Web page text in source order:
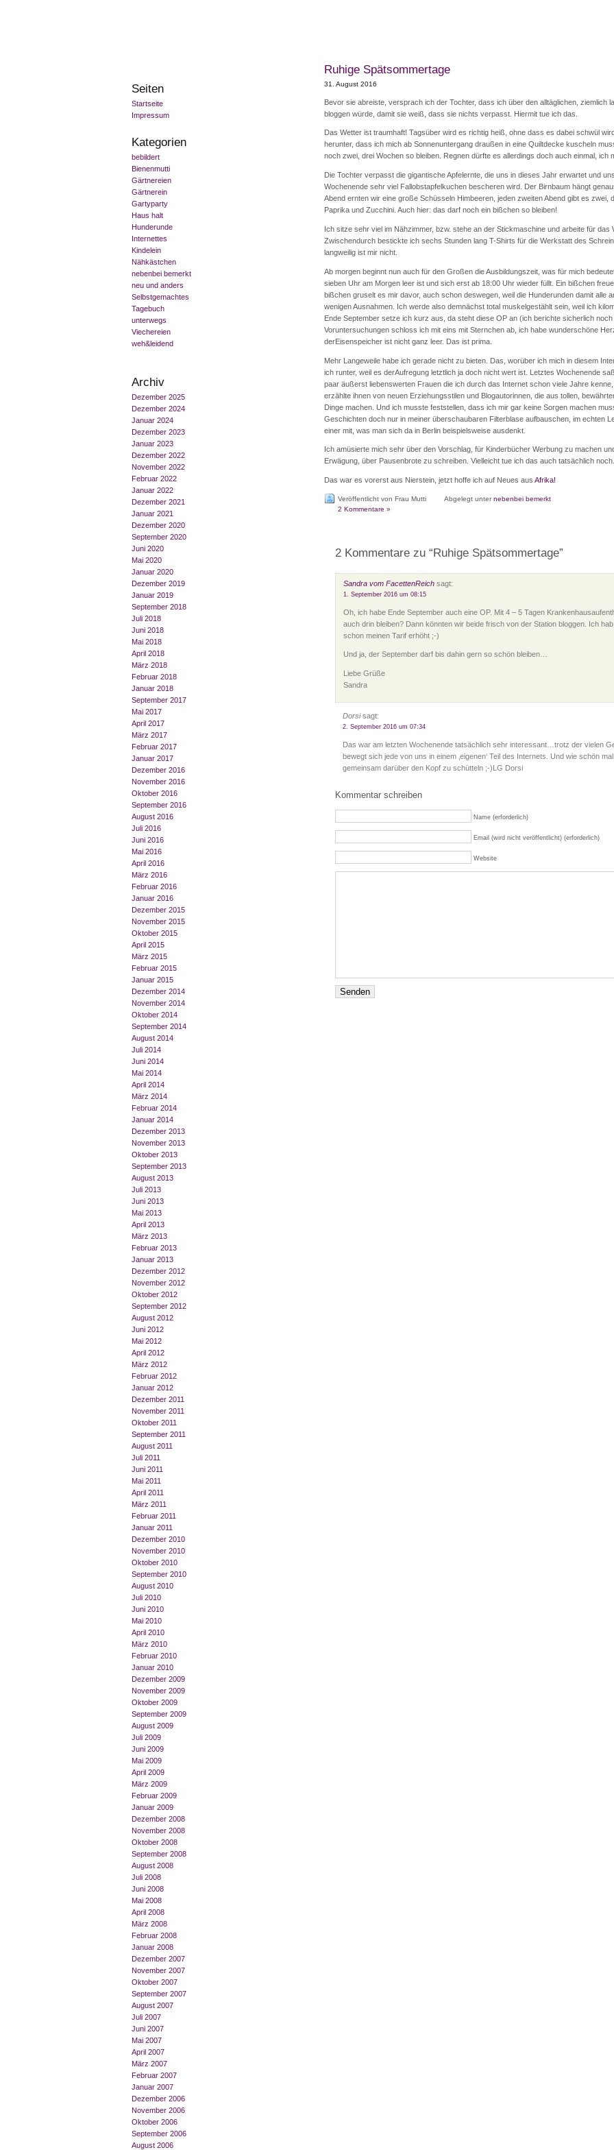
Seiten
Startseite
Impressum
Kategorien
bebildert
Bienenmutti
Gärtnereien
Gärtnerein
Gartyparty
Haus halt
Hunderunde
Internettes
Kindelein
Nähkästchen
nebenbei bemerkt
neu und anders
Selbstgemachtes
Tagebuch
unterwegs
Viechereien
weh&leidend
Archiv
Dezember 2025
Dezember 2024
Januar 2024
Dezember 2023
Januar 2023
Dezember 2022
November 2022
Februar 2022
Januar 2022
Dezember 2021
Januar 2021
Dezember 2020
September 2020
Juni 2020
Mai 2020
Januar 2020
Dezember 2019
Januar 2019
September 2018
Juli 2018
Juni 2018
Mai 2018
April 2018
März 2018
Februar 2018
Januar 2018
September 2017
Mai 2017
April 2017
März 2017
Februar 2017
Januar 2017
Dezember 2016
November 2016
Oktober 2016
September 2016
August 2016
Juli 2016
Juni 2016
Mai 2016
April 2016
März 2016
Februar 2016
Januar 2016
Dezember 2015
November 2015
Oktober 2015
April 2015
März 2015
Februar 2015
Januar 2015
Dezember 2014
November 2014
Oktober 2014
September 2014
August 2014
Juli 2014
Juni 2014
Mai 2014
April 2014
März 2014
Februar 2014
Januar 2014
Dezember 2013
November 2013
Oktober 2013
September 2013
August 2013
Juli 2013
Juni 2013
Mai 2013
April 2013
März 2013
Februar 2013
Januar 2013
Dezember 2012
November 2012
Oktober 2012
September 2012
August 2012
Juni 2012
Mai 2012
April 2012
März 2012
Februar 2012
Januar 2012
Dezember 2011
November 2011
Oktober 2011
September 2011
August 2011
Juli 2011
Juni 2011
Mai 2011
April 2011
März 2011
Februar 2011
Januar 2011
Dezember 2010
November 2010
Oktober 2010
September 2010
August 2010
Juli 2010
Juni 2010
Mai 2010
April 2010
März 2010
Februar 2010
Januar 2010
Dezember 2009
November 2009
Oktober 2009
September 2009
August 2009
Juli 2009
Juni 2009
Mai 2009
April 2009
März 2009
Februar 2009
Januar 2009
Dezember 2008
November 2008
Oktober 2008
September 2008
August 2008
Juli 2008
Juni 2008
Mai 2008
April 2008
März 2008
Februar 2008
Januar 2008
Dezember 2007
November 2007
Oktober 2007
September 2007
August 2007
Juli 2007
Juni 2007
Mai 2007
April 2007
März 2007
Februar 2007
Januar 2007
Dezember 2006
November 2006
Oktober 2006
September 2006
August 2006
Ruhige Spätsommertage
31. August 2016
Bevor sie abreiste, versprach ich der Tochter, dass ich über den alltäglichen, ziemlich
bloggen würde, damit sie weiß, dass sie nichts verpasst. Hiermit tue ich das.
Das Wetter ist traumhaft! Tagsüber wird es richtig heiß, ohne dass es dabei schwül
herunter, dass ich mich ab Sonnenuntergang draußen in eine Quiltdecke kuscheln
noch zwei, drei Wochen so bleiben. Regnen dürfte es allerdings doch auch einmal, ich
Die Tochter verpasst die gigantische Apfelernte, die uns in dieses Jahr erwartet und
Wochenende sehr viel Fallobstapfelkuchen bescheren wird. Der Birnbaum hängt
Abend ernten wir eine große Schüsseln Himbeeren, jeden zweiten Abend gibt es zwei,
Paprika und Zucchini. Auch hier: das darf noch ein bißchen so bleiben!
Ich sitze sehr viel im Nähzimmer, bzw. stehe an der Stickmaschine und arbeite für das
Zwischendurch bestickte ich sechs Stunden lang T-Shirts für die Werkstatt des
langweilig ist mir nicht.
Ab morgen beginnt nun auch für den Großen die Ausbildungszeit, was für mich
sieben Uhr am Morgen leer ist und sich erst ab 18:00 Uhr wieder füllt. Ein bißchen
bißchen gruselt es mir davor, auch schon deswegen, weil die Hunderunden damit alle
wenigen Ausnahmen. Ich werde also demnächst total muskelgestählt sein, weil ich
Ende September setze ich kurz aus, da steht diese OP an (ich berichte sicherlich
Voruntersuchungen schloss ich mit eins mit Sternchen ab, ich habe wunderschöne
derEisenspeicher ist nicht ganz leer. Das ist prima.
Mehr Langeweile habe ich gerade nicht zu bieten. Das, worüber ich mich in diesem
ich runter, weil es derAufregung letztlich ja doch nicht wert ist. Letztes Wochenende
paar äußerst liebenswerten Frauen die ich durch das Internet schon viele Jahre
erzählte ihnen von neuen Erziehungsstilen und Blogautorinnen, die aus tollen,
Dinge machen. Und ich musste feststellen, dass ich mir gar keine Sorgen machen
Geschichten doch nur in meiner überschaubaren Filterblase aufbauschen, im echten
einer mit, was man sich da in Berlin beispielsweise ausdenkt.
Ich amüsierte mich sehr über den Vorschlag, für Kinderbücher Werbung zu machen
Erwägung, über Pausenbrote zu schreiben. Vielleicht tue ich das auch tatsächlich noch.
Das war es vorerst aus Nierstein, jetzt hoffe ich auf Neues aus Afrika!
Veröffentlicht von Frau Mutti Abgelegt unternebenbei bemerkt
2 Kommentare »
2 Kommentare zu “Ruhige Spätsommertage”
Sandra vom FacettenReichsagt:
1. September 2016 um 08:15
Oh, ich habe Ende September auch eine OP. Mit 4 – 5 Tagen
auch drin bleiben? Dann könnten wir beide frisch von der Station bloggen. Ich
schon meinen Tarif erhöht ;-)
Und ja, der September darf bis dahin gern so schön bleiben…
Liebe Grüße
Sandra
Dorsisagt:
2. September 2016 um 07:34
Das war am letzten Wochenende tatsächlich sehr interessant…trotz der vielen
bewegt sich jede von uns in einem ‚eigenen‘ Teil des Internets. Und wie schön mal
gemeinsam darüber den Kopf zu schütteln ;-)LG Dorsi
Kommentar schreiben
Name (erforderlich)
Email (wird nicht veröffentlicht) (erforderlich)
Website